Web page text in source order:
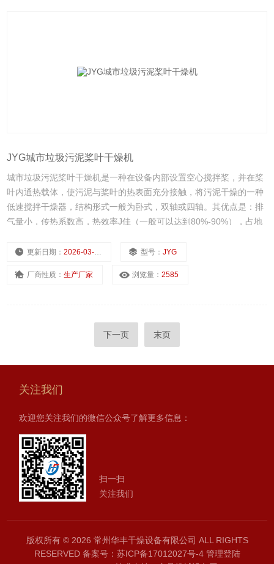
JYG城市垃圾污泥桨叶干燥机
城市垃圾污泥桨叶干燥机是一种在设备内部设置空心搅拌桨，并在桨
叶内通热载体，使污泥与桨叶的热表面充分接触，将污泥干燥的一种
低速搅拌干燥器，结构形式一般为卧式，双轴或四轴。其优点是：排
气量小，传热系数高，热效率J佳（一般可以达到80%-90%），占地
止空气污染。
更新日期：2026-03-01 型号：JYG
厂商性质：生产厂家 浏览量：2585
下一页 末页
关注我们
欢迎您关注我们的微信公众号了解更多信息：
扫一扫
关注我们
版权所有 © 2026 常州华丰干燥设备有限公司 ALL RIGHTS
RESERVED 备案号：苏ICP备17012027号-4 管理登陆